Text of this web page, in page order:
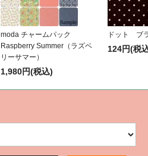
moda チャームパック
Raspberry Summer（ラズベ
リーサマー）
1,980円(税込)
ドット ブ
124円(税